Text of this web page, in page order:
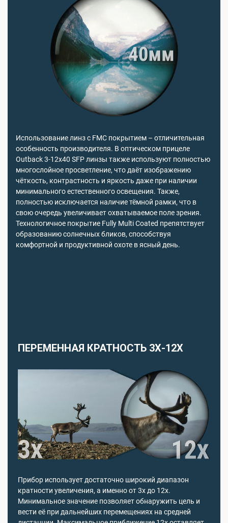
Использование линз с FMC покрытием – отличительная
особенность производителя. В оптическом прицеле
Outback 3-12x40 SFP линзы также используют полностью
многослойное просветление, что даёт изображению
чёткость, контрастность и яркость даже при наличии
минимального естественного освещения. Также,
полностью исключается наличие тёмной рамки, что в
свою очередь увеличивает охватываемое поле зрения.
Технологичное покрытие Fully Multi Coated препятствует
образованию солнечных бликов, способствуя
комфортной и продуктивной охоте в ясный день.
ПЕРЕМЕННАЯ КРАТНОСТЬ 3Х-12Х
Прибор использует достаточно широкий диапазон
кратности увеличения, а именно от 3х до 12х.
Минимальное значение позволяет обнаружить цель и
вести её при дальнейших перемещениях на средней